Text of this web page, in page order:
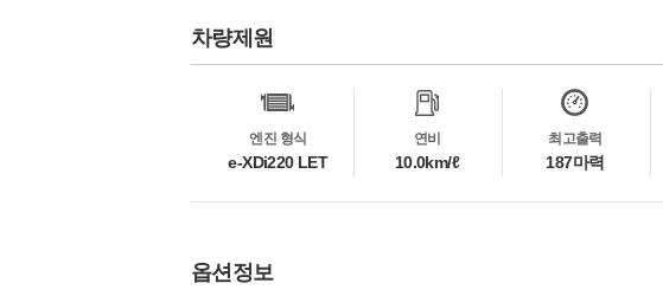
차량제원
엔진 형식
e-XDi220 LET
연비
10.0km/ℓ
최고출력
187마력
옵션정보